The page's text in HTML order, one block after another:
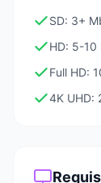
SD: 3+
HD: 5-10
Full HD:
4K UHD: